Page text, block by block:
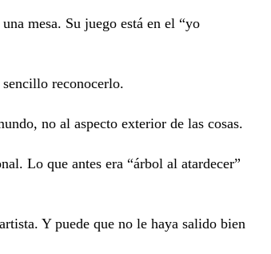
mesa. Su juego está en el “yo
reconocerlo.
no al aspecto exterior de las cosas.
Lo que antes era “árbol al atardecer”
Y puede que no le haya salido bien